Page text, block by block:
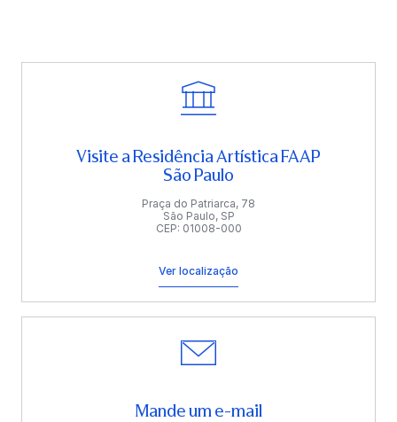
Visite a Residência Artística FAAP
São Paulo
Praça do Patriarca, 78
São Paulo, SP
CEP: 01008-000
Ver localização
Mande um e-mail